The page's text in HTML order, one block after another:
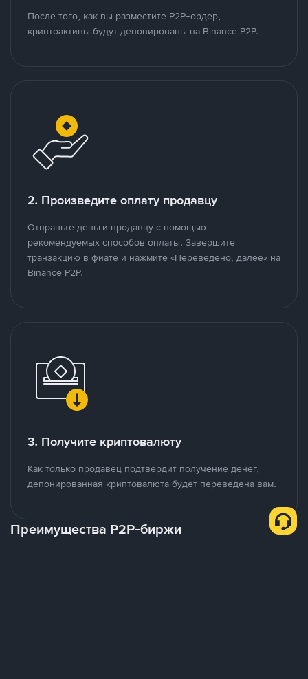
После того, как вы разместите P2P-ордер,
криптоактивы будут депонированы на Binance P2P.
2. Произведите оплату продавцу
Отправьте деньги продавцу с помощью
рекомендуемых способов оплаты. Завершите
транзакцию в фиате и нажмите «Переведено, далее» на
Binance P2P.
3. Получите криптовалюту
Как только продавец подтвердит получение денег,
депонированная криптовалюта будет переведена вам.
Преимущества P2P-биржи